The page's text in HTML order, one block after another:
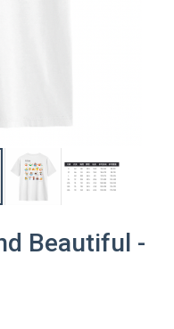
Beautiful -